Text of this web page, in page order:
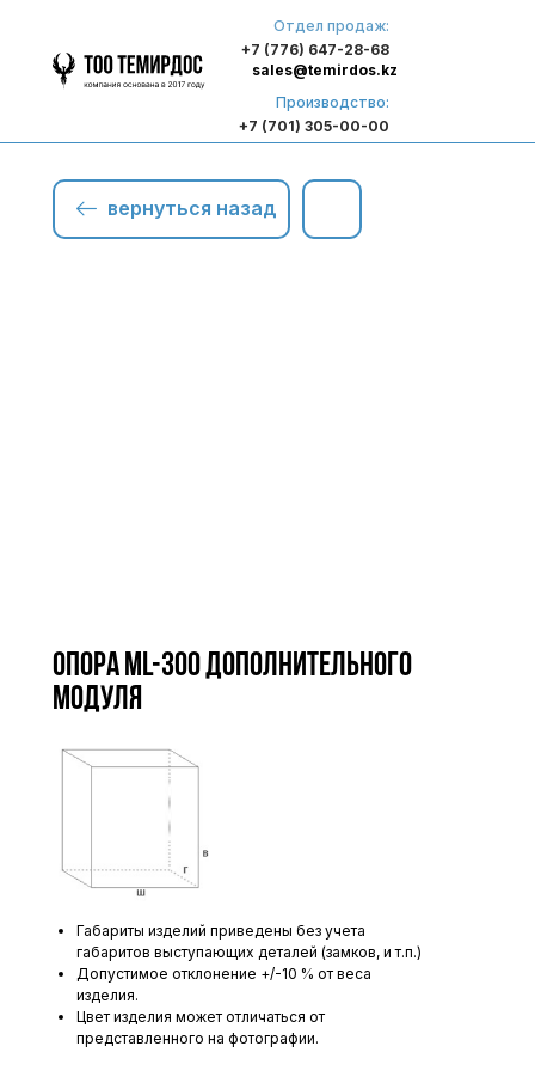
Отдел продаж:
+7 (776) 647-28-68
Производство:
+7 (701) 305-00-00
sales@temirdos.kz
вернуться назад
Опора ML-300 дополнительного
модуля
Габариты изделий приведены без учета
габаритов выступающих деталей (замков, и т.п.)
Допустимое отклонение +/-10 % от веса
изделия.
Цвет изделия может отличаться от
представленного на фотографии.